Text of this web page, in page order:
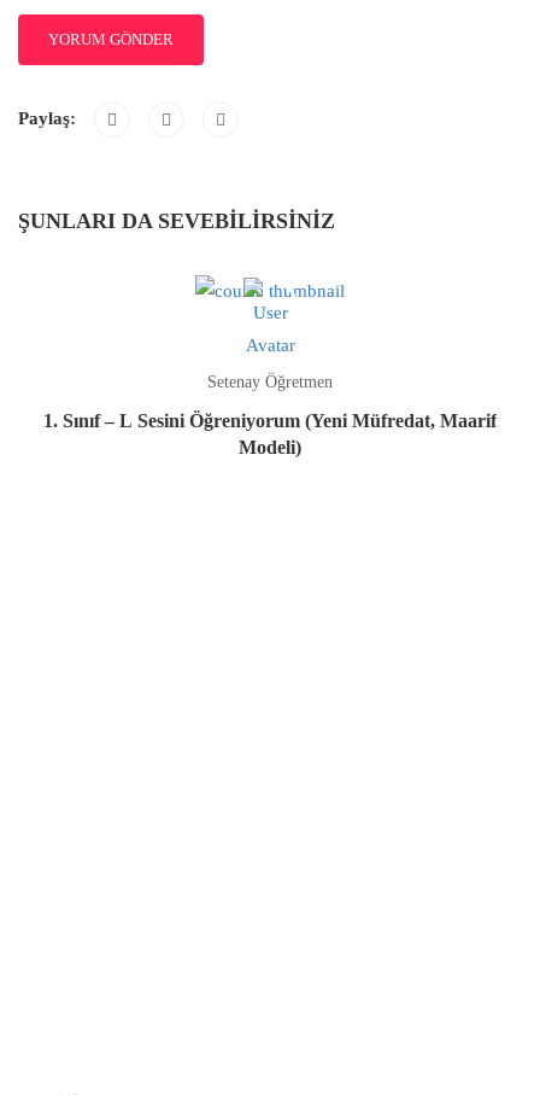
Paylaş:
ŞUNLARI DA SEVEBILIRSINIZ
Setenay Öğretmen
1. Sınıf – L Sesini Öğreniyorum (Yeni Müfredat, Maarif
Modeli)